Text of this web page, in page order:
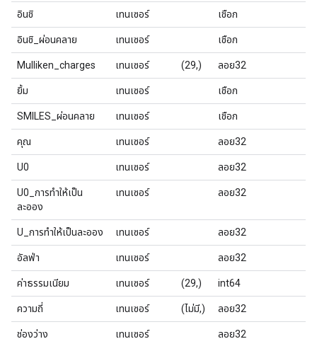
อินชิ เทนเซอร์ เชือก
อินชิ_ผ่อนคลาย เทนเซอร์ เชือก
Mulliken_charges เทนเซอร์ (29,) ลอย32
ยิ้ม เทนเซอร์ เชือก
SMILES_ผ่อนคลาย เทนเซอร์ เชือก
คุณ เทนเซอร์ ลอย32
U0 เทนเซอร์ ลอย32
U0_การทำให้เป็น
ละออง
เทนเซอร์ ลอย32
U_การทำให้เป็นละออง เทนเซอร์ ลอย32
อัลฟ่า เทนเซอร์ ลอย32
ค่าธรรมเนียม เทนเซอร์ (29,) int64
ความถี่ เทนเซอร์ (ไม่มี,) ลอย32
ช่องว่าง เทนเซอร์ ลอย32